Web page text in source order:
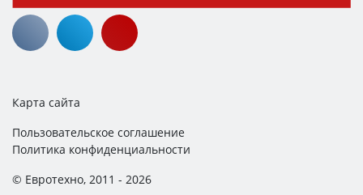
Карта сайта
Пользовательское соглашение
Политика конфиденциальности
© Евротехно, 2011 - 2026